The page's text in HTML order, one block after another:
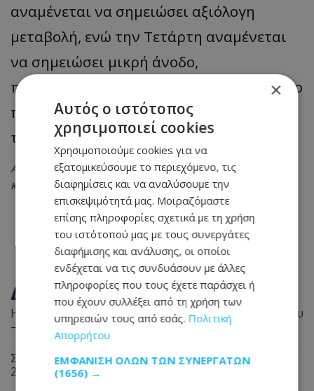
αναμένεται να σημειώσει αξιόλογη
μεταβολή, ενώ την Τετάρτη αναμένεται
να σημειώσει μικρή άνοδο,
παραμένοντας ωστόσο κοντά και λίγο πιο
πάνω από τις μέσες κλιματολογικές τιμές
της εποχής.
Ακολουθήστε τοTothemaonline.com στο Google News
και μάθετε πρώτοι όλες τιςειδήσεις
ΔΙΑΒΑΣΤΕ ΕΠΙΣΗΣ
Η Ευρώπη θα βυθιστεί στο σκοτάδι στις 12 Αυγούστου
– Έρχεται σπάνιο ουράνιο θέαμα
Σοβαρό τροχαίο στη Λάρνακα – Διασωληνωμένη
22χρονη στη ΜΕΘ
×
Αυτός ο ιστότοπος
χρησιμοποιεί cookies
Χρησιμοποιούμε cookies για να
εξατομικεύσουμε το περιεχόμενο, τις
διαφημίσεις και να αναλύσουμε την
επισκεψιμότητά μας. Μοιραζόμαστε
επίσης πληροφορίες σχετικά με τη χρήση
του ιστότοπού μας με τους συνεργάτες
διαφήμισης και ανάλυσης, οι οποίοι
ενδέχεται να τις συνδυάσουν με άλλες
πληροφορίες που τους έχετε παράσχει ή
που έχουν συλλέξει από τη χρήση των
υπηρεσιών τους από εσάς. Πολιτική
Απορρήτου
ΕΜΦΆΝΙΣΗ ΌΛΩΝ ΤΩΝ ΣΥΝΕΡΓΑΤΏΝ
(1656) →